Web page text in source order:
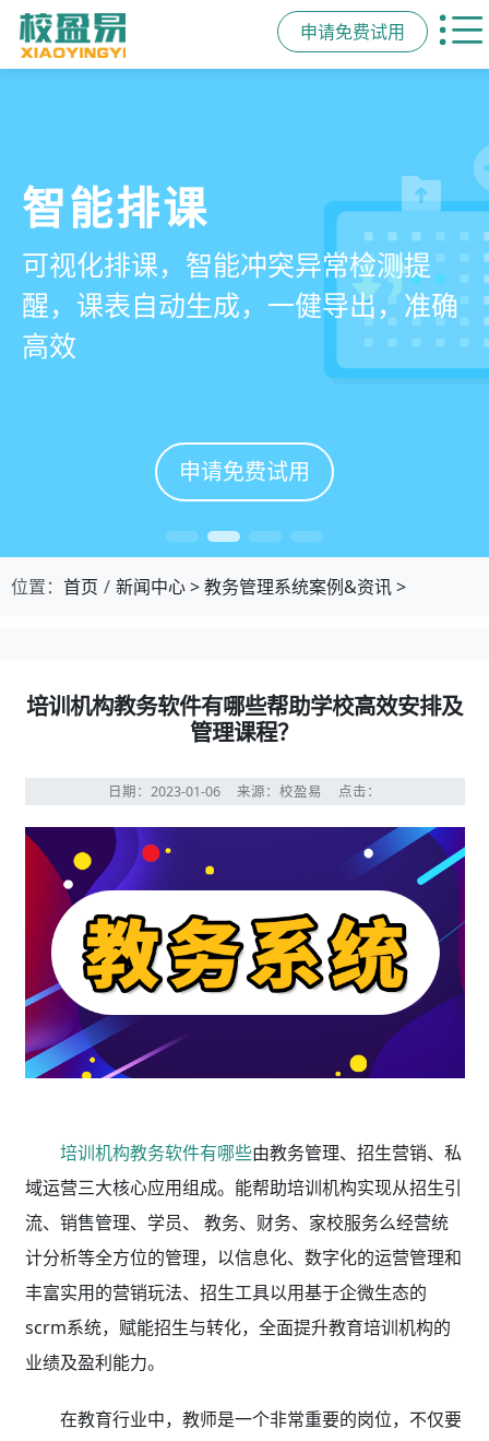
申请免费试用
管学校，用校盈易
培训机构教务管理系
统
有效提升运营管理效率45%
申请免费试用
智能排课
可视化排课，智能冲突异常检测提
醒，课表自动生成，一健导出，准确
高效
申请免费试用
课时统计
学员签到同步扣减课时，老师带课量
自动统计、汇总，数据清晰可查免扯
皮
申请免费试用
家校互动
一部手机链接教师、学员、家长，沟
通互动零距离，服务贴心铸口碑促续
费
申请免费试用
位置： 首页 新闻中心>教务管理系统案例&资讯>
培训机构教务软件有哪些帮助学校高效安排及
管理课程？
日期：2023-01-06 来源：校盈易 点击：
培训机构教务软件有哪些由教务管理、招生营销、私
域运营三大核心应用组成。能帮助培训机构实现从招生引
流、销售管理、学员、 教务、财务、家校服务么经营统
计分析等全方位的管理，以信息化、数字化的运营管理和
丰富实用的营销玩法、招生工具以用基于企微生态的
scrm系统，赋能招生与转化，全面提升教育培训机构的
业绩及盈利能力。
在教育行业中，教师是一个非常重要的岗位，不仅要